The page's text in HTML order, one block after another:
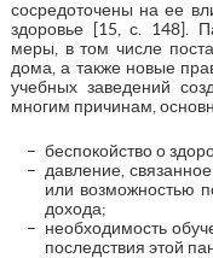
сосредоточены на ее
здоровье [15, с. 148].
меры, в том числе
дома, а также новые
учебных заведений
многим причинам,
беспокойство о
давление,
или возможностью
дохода;
необходимость
последствия этой